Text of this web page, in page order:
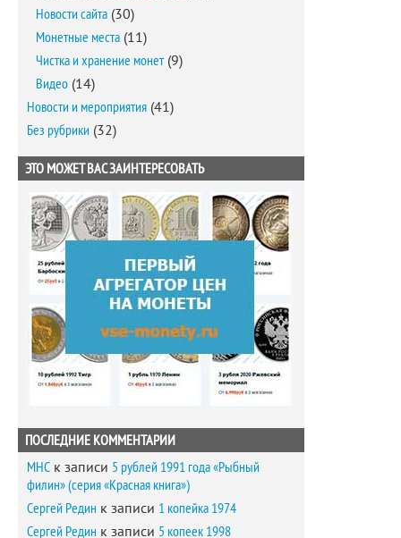
Новости сайта (30)
Монетные места (11)
Чистка и хранение монет(9)
Видео (14)
Новости и мероприятия (41)
Без рубрики (32)
ЭТО МОЖЕТ ВАС ЗАИНТЕРЕСОВАТЬ
ПОСЛЕДНИЕ КОММЕНТАРИИ
MHC к записи 5 рублей 1991 года «Рыбный
филин» (серия «Красная книга»)
Сергей Редин к записи 1 копейка 1974
Сергей Редин к записи 5 копеек 1998